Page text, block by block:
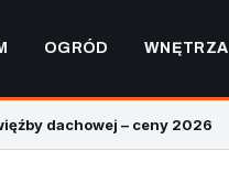
OGRÓD WNĘTRZA
dachowej – ceny 2026